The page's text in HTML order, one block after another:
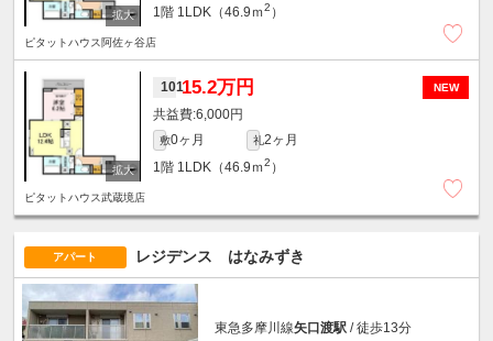
1階 1LDK（46.9ｍ2 ）
ピタットハウス阿佐ヶ谷店
NEW
10115.2万円
6,000円
敷0ヶ月 礼2ヶ月
1階 1LDK（46.9ｍ2 ）
ピタットハウス武蔵境店
アパート レジデンス はなみずき
東急多摩川線矢口渡駅 / 徒歩13分